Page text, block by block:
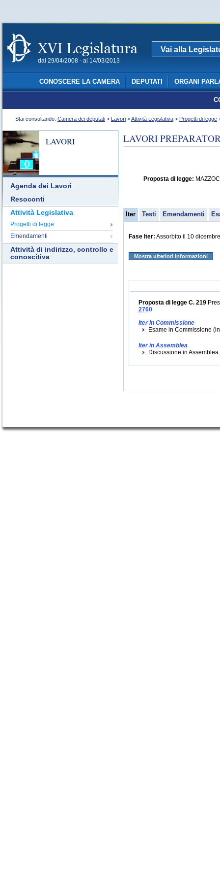
dal 29/04/2008 - al 14/03/2013
Vai alla
CONOSCERE LA CAMERA DEPUTATI ORGANI
Stai consultando: Camera dei deputati > Lavori >Attività Legislativa > Progetti di legge
LAVORI
Agenda dei Lavori
Resoconti
Attività Legislativa
Progetti di legge
Emendamenti
Attività di indirizzo, controllo e
conoscitiva
LAVORI
Proposta di legge:
Iter Testi Emendamenti
Fase Iter: Assorbito il 10
Mostra ulteriori informazioni
Proposta di legge C. 219
2760
Iter in Commissione
Esame in Commissione
Iter in Assemblea
Discussione in